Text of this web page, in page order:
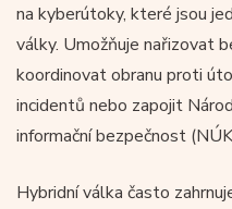
na kyberútoky, které jsou
války. Umožňuje nařizovat
koordinovat obranu proti
incidentů nebo zapojit
informační bezpečnost
Hybridní válka často